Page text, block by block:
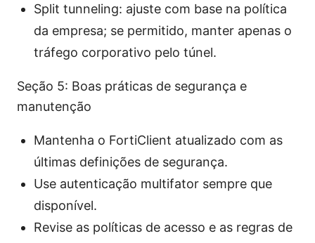
Split tunneling: ajuste com base na política
da empresa; se permitido, manter apenas o
tráfego corporativo pelo túnel.
Seção 5: Boas práticas de segurança e
manutenção
Mantenha o FortiClient atualizado com as
últimas definições de segurança.
Use autenticação multifator sempre que
disponível.
Revise as políticas de acesso e as regras de